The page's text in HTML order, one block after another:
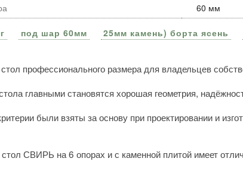
60 мм
под шар 60мм 25мм камень) борта ясень
профессионального размера для владельцев
главными становятся хорошая геометрия,
были взяты за основу при проектировании и
СВИРЬ на 6 опорах и с каменной плитой имеет